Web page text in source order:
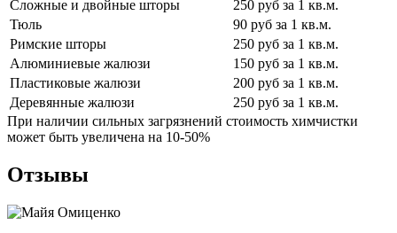
Сложные и двойные шторы
250 руб за 1 кв.м.
Тюль
90 руб за 1 кв.м.
Римские шторы
250 руб за 1 кв.м.
Алюминиевые жалюзи
150 руб за 1 кв.м.
Пластиковые жалюзи
200 руб за 1 кв.м.
Деревянные жалюзи
250 руб за 1 кв.м.
При наличии сильных загрязнений стоимость химчистки
может быть увеличена на 10-50%
Отзывы